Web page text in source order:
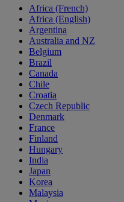
Africa (French)
Africa (English)
Argentina
Australia and NZ
Belgium
Brazil
Canada
Chile
Croatia
Czech Republic
Denmark
France
Finland
Hungary
India
Japan
Korea
Malaysia